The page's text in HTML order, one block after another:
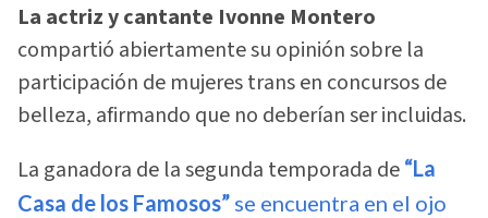
La actriz y cantante Ivonne Montero
compartió abiertamente su opinión sobre la
participación de mujeres trans en concursos de
belleza, afirmando que no deberían ser incluidas.
La ganadora de la segunda temporada de “La
Casa de los Famosos” se encuentra en el ojo